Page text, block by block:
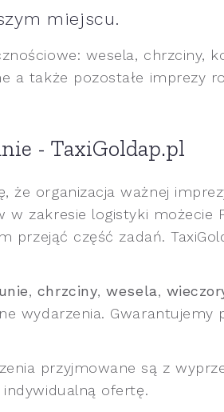
miejscu.
wesela, chrzciny,
a także pozostałe imprezy
- TaxiGoldap.pl
że organizacja ważnej
w zakresie logistyki możecie
przejąć część zadań.
, chrzciny,wesela,
wydarzenia. Gwarantujemy
przyjmowane są z
ofertę.